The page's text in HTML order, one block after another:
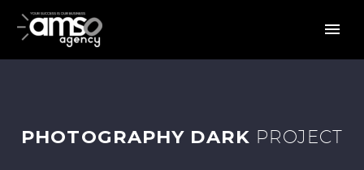
PHOTOGRAPHY DARK PROJECT